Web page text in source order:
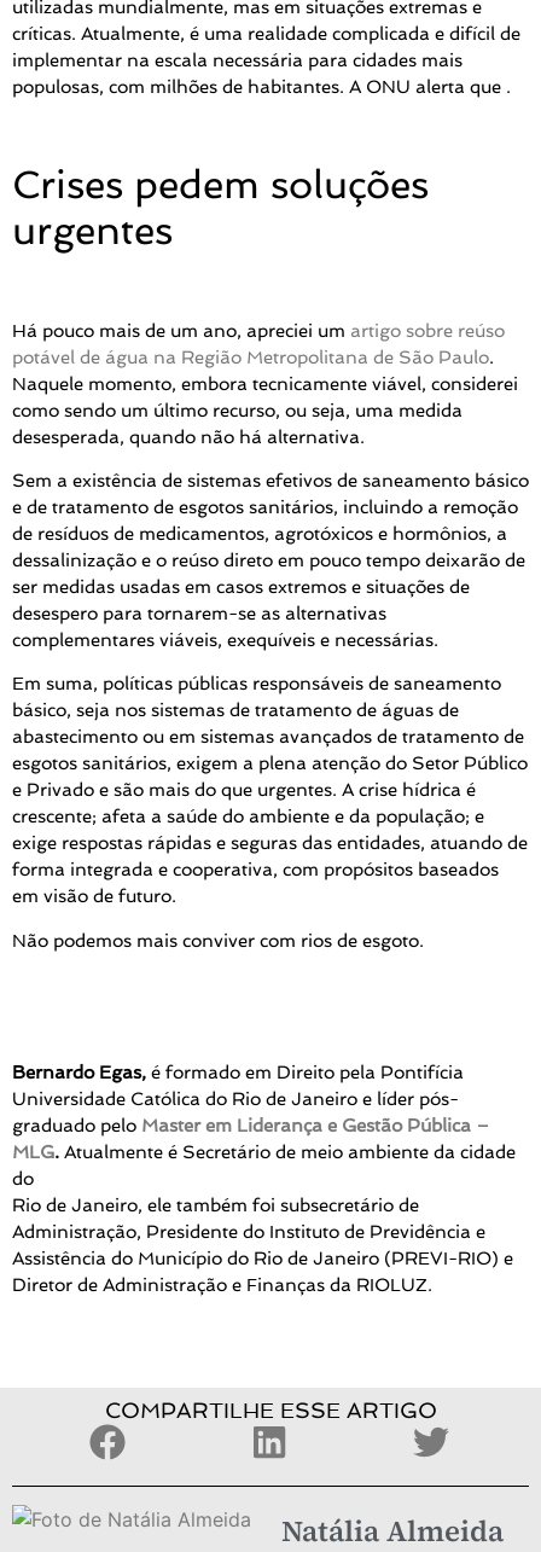
utilizadas mundialmente, mas em situações extremas e
críticas. Atualmente, é uma realidade complicada e difícil de
implementar na escala necessária para cidades mais
populosas, com milhões de habitantes. A ONU alerta que .
Crises pedem soluções
urgentes
Há pouco mais de um ano, apreciei um artigo sobre reúso
potável de água na Região Metropolitana de São Paulo.
Naquele momento, embora tecnicamente viável, considerei
como sendo um último recurso, ou seja, uma medida
desesperada, quando não há alternativa.
Sem a existência de sistemas efetivos de saneamento básico
e de tratamento de esgotos sanitários, incluindo a remoção
de resíduos de medicamentos, agrotóxicos e hormônios, a
dessalinização e o reúso direto em pouco tempo deixarão de
ser medidas usadas em casos extremos e situações de
desespero para tornarem-se as alternativas
complementares viáveis, exequíveis e necessárias.
Em suma, políticas públicas responsáveis de saneamento
básico, seja nos sistemas de tratamento de águas de
abastecimento ou em sistemas avançados de tratamento de
esgotos sanitários, exigem a plena atenção do Setor Público
e Privado e são mais do que urgentes. A crise hídrica é
crescente; afeta a saúde do ambiente e da população; e
exige respostas rápidas e seguras das entidades, atuando de
forma integrada e cooperativa, com propósitos baseados
em visão de futuro.
Não podemos mais conviver com rios de esgoto.
Bernardo Egas, é formado em Direito pela Pontifícia
Universidade Católica do Rio de Janeiro e líder pós-
graduado pelo Master em Liderança e Gestão Pública –
MLG. Atualmente é Secretário de meio ambiente da cidade
do
Rio de Janeiro, ele também foi subsecretário de
Administração, Presidente do Instituto de Previdência e
Assistência do Município do Rio de Janeiro (PREVI-RIO) e
Diretor de Administração e Finanças da RIOLUZ.
COMPARTILHE ESSE ARTIGO
Natália Almeida